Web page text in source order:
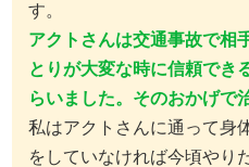
す。
アクトさんは交通事故で相
とりが大変な時に信頼でき
らいました。そのおかげで
私はアクトさんに通って身
をしていなければ今頃やり